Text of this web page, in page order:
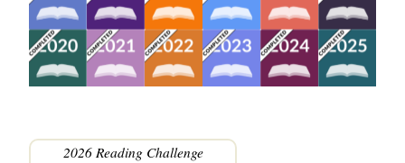
2026 Reading Challenge